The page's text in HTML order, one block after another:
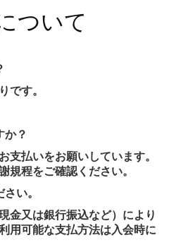
ついて
です。
か？
支払いをお願いしています。
規程をご確認ください。
い。
金又は銀行振込など）により
用可能な支払方法は入会時に